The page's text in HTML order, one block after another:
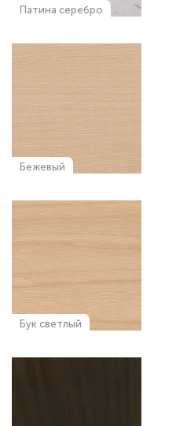
Патина серебро
Бежевый
Бук светлый